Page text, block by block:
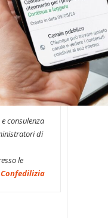
dell’art.
infatti,
consulenza
di
le